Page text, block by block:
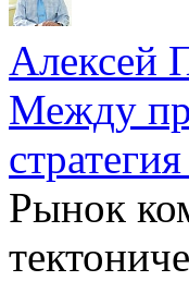
Алексей
Между
Рынок